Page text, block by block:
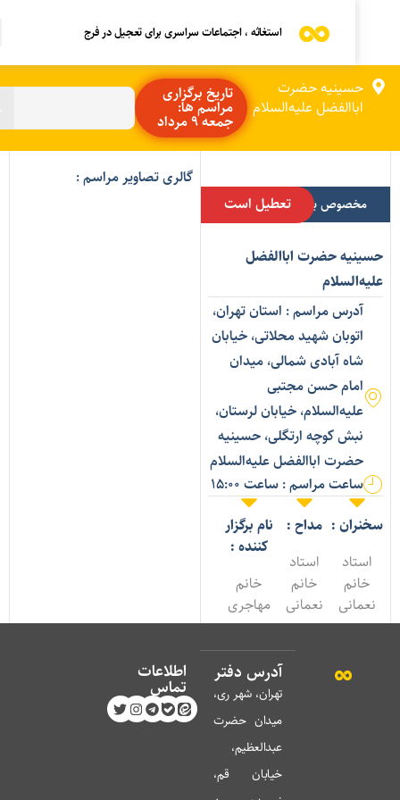
استغاثه ، اجتماعات سراسری برای تعجیل در فرج
حسینیه حضرت
اباالفضل علیه‌السلام
تاریخ برگزاری
مراسم ها:
جمعه 9 مرداد
مخصوص بانوانتعطیل است
حضرت اباالفضل
آدرس مراسم : استان تهران،
اتوبان شهید محلاتی، خیابان
شاه آبادی شمالی، میدان
امام حسن مجتبی
علیه‌السلام، خیابان لرستان،
نبش کوچه ارتگلی، حسینیه
حضرت اباالفضل علیه‌السلام
ساعت مراسم : ساعت 15:00
:
استاد
خانم
نعمانی
مداح :
استاد
خانم
نعمانی
نام برگزار
کننده :
خانم
مهاجری
گالری تصاویر مراسم :
آدرس دفتر
تهران، شهر ری،
میدان حضرت
عبدالعظیم،
خیابان قم،
اطلاعات
تماس